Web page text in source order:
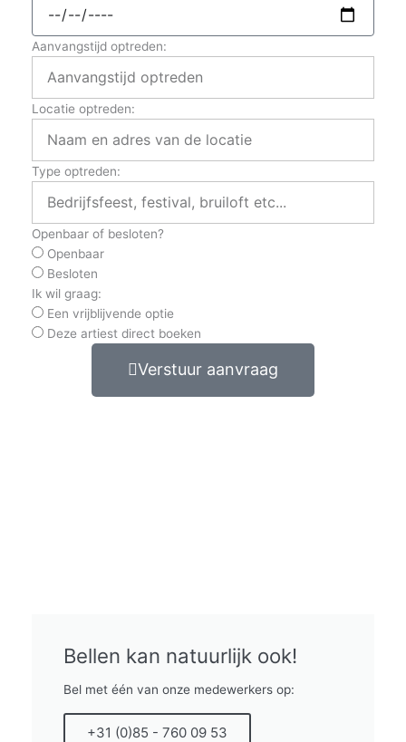
Aanvangstijd optreden:
Locatie optreden:
Type optreden:
Openbaar of besloten?
Openbaar
Besloten
Ik wil graag:
Een vrijblijvende optie
Deze artiest direct boeken
Verstuur aanvraag
Bellen kan natuurlijk ook!
Bel met één van onze medewerkers op:
+31 (0)85 - 760 09 53